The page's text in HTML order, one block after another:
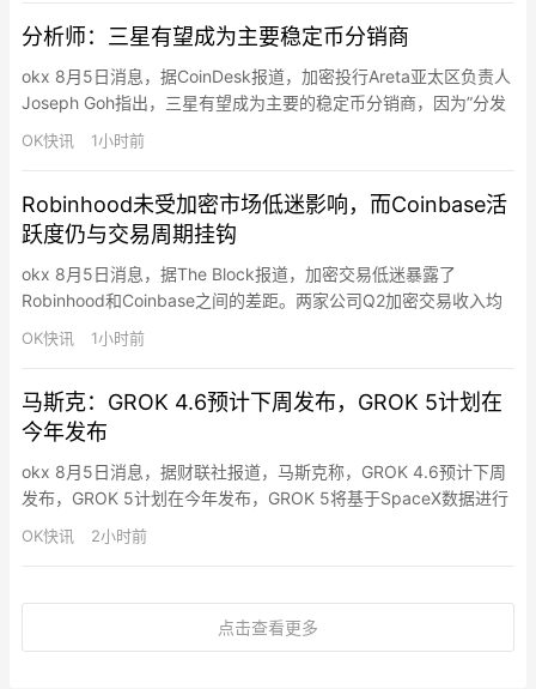
实时上市和交易。Ekeh表示…
分析师：三星有望成为主要稳定币分销商
okx 8月5日消息，据CoinDesk报道，加密投行Areta亚太区负责人
Joseph Goh指出，三星有望成为主要的稳定币分销商，因为”分发
渠道才是真正的稀缺资源”，三星拥有大量分销渠道将使其占据优势
地位。Goh进一步表示，钱包公告锁定了分销渠道，SDS和
稳定币。此前，…
OK快讯 1小时前
Robinhood未受加密市场低迷影响，而Coinbase活
跃度仍与交易周期挂钩
okx 8月5日消息，据The Block报道，加密交易低迷暴露了
Robinhood和Coinbase之间的差距。两家公司Q2加密交易收入均
下滑，但Robinhood的期权、股票和预测市场业务弥补了缺口，而
Coinbase缺乏类似引擎缓冲。Robinhood加密交易收入降至1亿美
美元追平20…
OK快讯 1小时前
马斯克：GROK 4.6预计下周发布，GROK 5计划在
今年发布
okx 8月5日消息，据财联社报道，马斯克称，GROK 4.6预计下周
发布，GROK 5计划在今年发布，GROK 5将基于SpaceX数据进行
训练。并表示，预计首批Starmind AI卫星将于明年开始发射升空。
SpaceX预计年末计算能力将超过2GW，到2027年底，计算能力可
OK快讯 2小时前
点击查看更多